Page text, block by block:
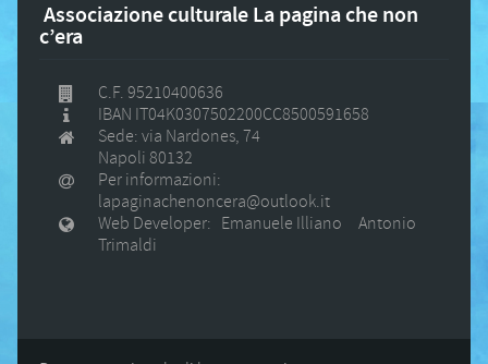
Associazione culturale La pagina che non
c’era
C.F. 95210400636
IBAN IT04K0307502200CC8500591658
Sede: via Nardones, 74
Napoli 80132
Per informazioni:
lapaginachenoncera@outlook.it
Web Developer: Emanuele Illiano Antonio
Trimaldi